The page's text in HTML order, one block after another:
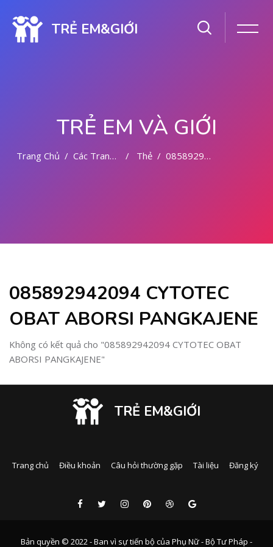
TRẺ EM&GIỚI
TRẺ EM VÀ GIỚI
Trang Chủ Các Trang Của Hệ Thống Thẻ 085892942094 CYTOTEC OBAT ABORSI PANGKAJENE
085892942094 CYTOTEC
OBAT ABORSI PANGKAJENE
Không có kết quả cho "085892942094 CYTOTEC OBAT
ABORSI PANGKAJENE"
TRẺ EM&GIỚI
Trang chủ Điều khoản Câu hỏi thường gặp Tài liệu Đăng ký
Bản quyền © 2022 - Ban vì sự tiến bộ của Phụ Nữ - Bộ Tư Pháp -